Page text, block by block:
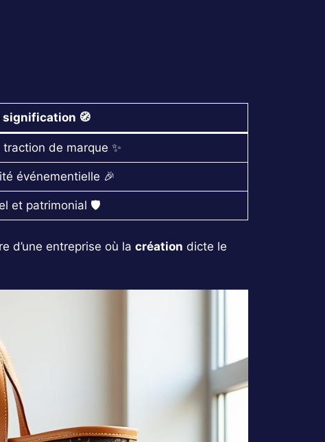
signification 🧭
de marque ✨
événementielle 🎉
et patrimonial 🛡️
d’une entreprise où la création dicte le